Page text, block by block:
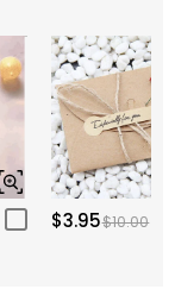
$3.95$10.00